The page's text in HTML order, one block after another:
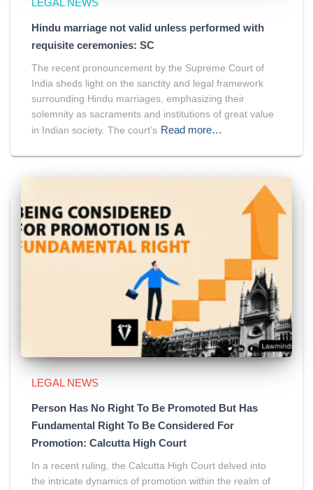
Hindu marriage not valid unless performed with
requisite ceremonies: SC
The recent pronouncement by the Supreme Court of
India sheds light on the sanctity and legal framework
surrounding Hindu marriages, emphasizing their
solemnity as sacraments and institutions of great value
in Indian society. The court’s Read more…
LEGAL NEWS
Person Has No Right To Be Promoted But Has
Fundamental Right To Be Considered For
Promotion: Calcutta High Court
In a recent ruling, the Calcutta High Court delved into
the intricate dynamics of promotion within the realm of